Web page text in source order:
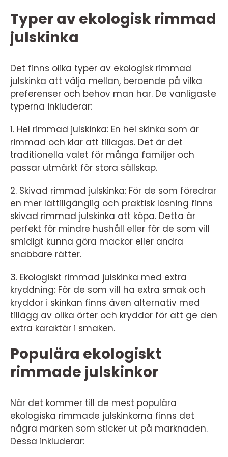
Typer av ekologisk rimmad
julskinka
Det finns olika typer av ekologisk rimmad
julskinka att välja mellan, beroende på vilka
preferenser och behov man har. De vanligaste
typerna inkluderar:
1. Hel rimmad julskinka: En hel skinka som är
rimmad och klar att tillagas. Det är det
traditionella valet för många familjer och
passar utmärkt för stora sällskap.
2. Skivad rimmad julskinka: För de som föredrar
en mer lättillgänglig och praktisk lösning finns
skivad rimmad julskinka att köpa. Detta är
perfekt för mindre hushåll eller för de som vill
smidigt kunna göra mackor eller andra
snabbare rätter.
3. Ekologiskt rimmad julskinka med extra
kryddning: För de som vill ha extra smak och
kryddor i skinkan finns även alternativ med
tillägg av olika örter och kryddor för att ge den
extra karaktär i smaken.
Populära ekologiskt
rimmade julskinkor
När det kommer till de mest populära
ekologiska rimmade julskinkorna finns det
några märken som sticker ut på marknaden.
Dessa inkluderar: